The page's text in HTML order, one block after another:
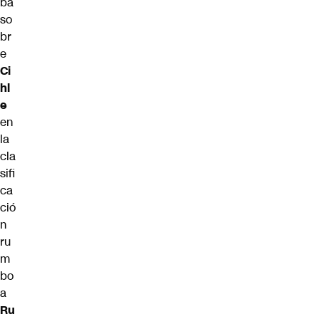
so
br
e
Ci
hl
e
en
la
cla
sifi
ca
ció
n
ru
m
bo
a
Ru